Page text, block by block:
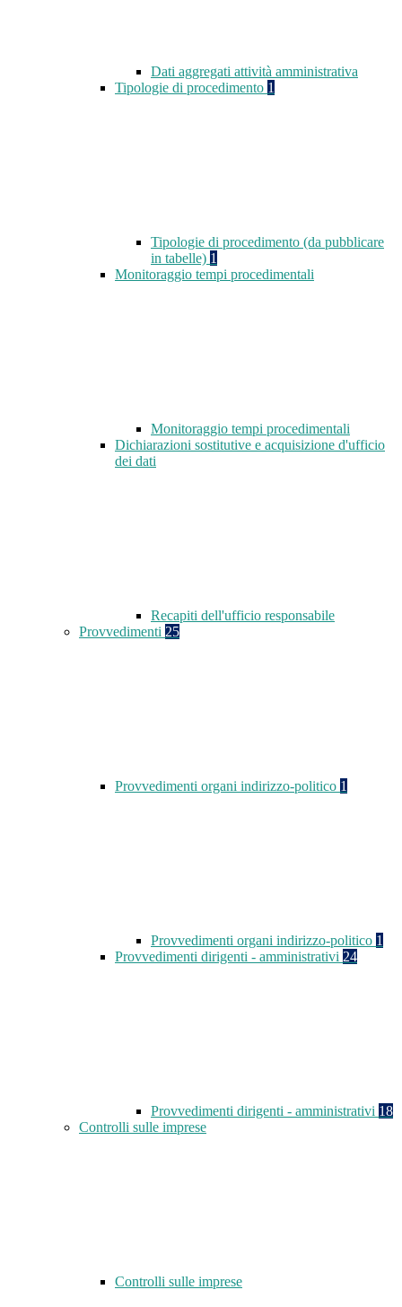
Dati aggregati attività amministrativa
Tipologie di procedimento 1
Tipologie di procedimento (da pubblicare
in tabelle) 1
Monitoraggio tempi procedimentali
Monitoraggio tempi procedimentali
Dichiarazioni sostitutive e acquisizione d'ufficio
dei dati
Recapiti dell'ufficio responsabile
Provvedimenti 25
Provvedimenti organi indirizzo-politico 1
Provvedimenti organi indirizzo-politico 1
Provvedimenti dirigenti - amministrativi 24
Provvedimenti dirigenti - amministrativi 18
Controlli sulle imprese
Controlli sulle imprese